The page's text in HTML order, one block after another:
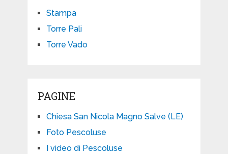
Stampa
Torre Pali
Torre Vado
PAGINE
Chiesa San Nicola Magno Salve (LE)
Foto Pescoluse
I video di Pescoluse